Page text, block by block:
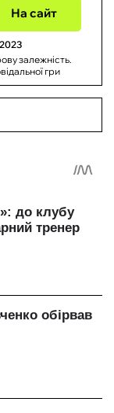
На сайт
залежність.
гри